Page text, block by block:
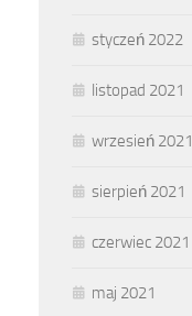
styczeń 2022
listopad 2021
wrzesień 2021
sierpień 2021
czerwiec 2021
maj 2021